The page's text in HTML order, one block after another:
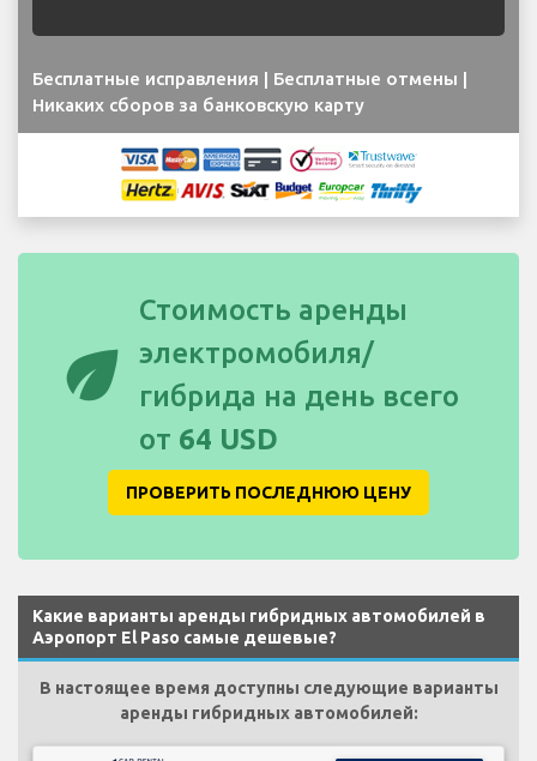
Бесплатные исправления | Бесплатные отмены |
Никаких сборов за банковскую карту
eco
Стоимость аренды
электромобиля/
гибрида на день всего
от 64 USD
ПРОВЕРИТЬ ПОСЛЕДНЮЮ ЦЕНУ
Какие варианты аренды гибридных автомобилей в
Аэропорт El Paso самые дешевые?
В настоящее время доступны следующие варианты
аренды гибридных автомобилей: